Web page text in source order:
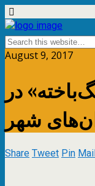
August 9, 2017
در
شهر
ShareTweetPin